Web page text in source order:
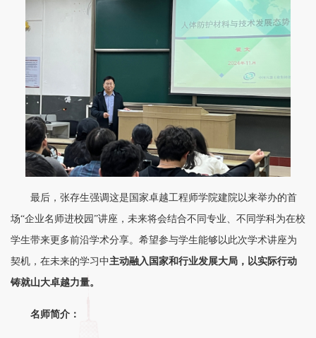
最后，张存生强调这是国家卓越工程师学院建院以来举办的首
场“企业名师进校园”讲座，未来将会结合不同专业、不同学科为在校
学生带来更多前沿学术分享。希望参与学生能够以此次学术讲座为
契机，在未来的学习中主动融入 国家和行业发展大局， 以实际行动
铸就山大卓越力量。
名师简介：